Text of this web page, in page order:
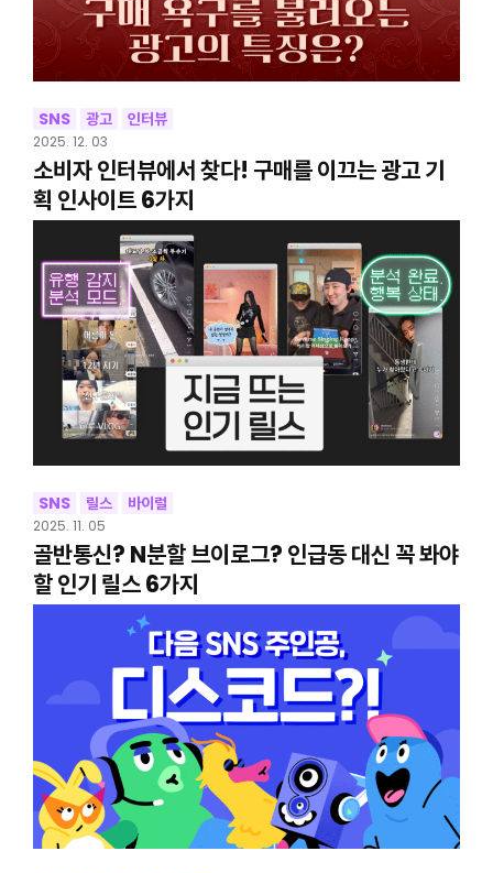
SNS 광고 인터뷰
2025. 12. 03
소비자 인터뷰에서 찾다! 구매를 이끄는 광고 기
획 인사이트 6가지
SNS 릴스 바이럴
2025. 11. 05
골반통신? N분할 브이로그? 인급동 대신 꼭 봐야
할 인기 릴스 6가지